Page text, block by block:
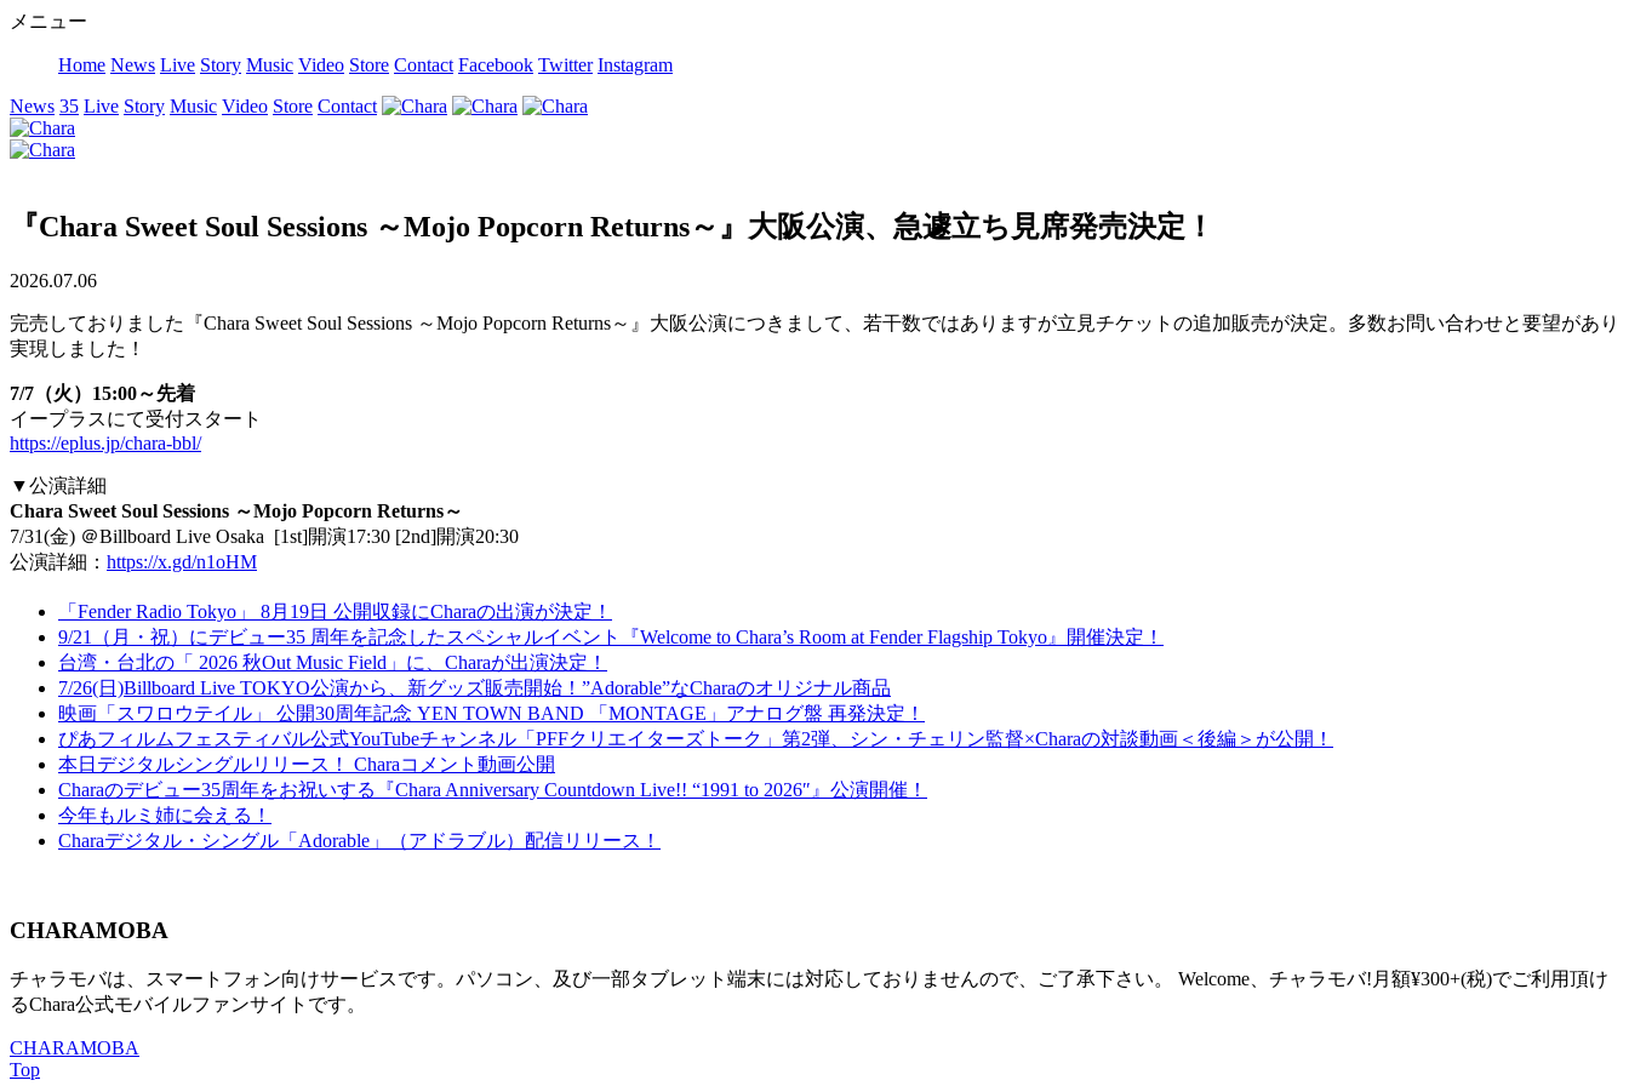
メニュー
Home News Live Story Music Video Store Contact Facebook Twitter Instagram
News 35 Live Story Music Video Store Contact
『Chara Sweet Soul Sessions ～Mojo Popcorn Returns～』大阪公演、急遽立ち見席発売決定！
2026.07.06
完売しておりました『Chara Sweet Soul Sessions ～Mojo Popcorn Returns～』大阪公演につきまして、若干数ではありますが立見チケットの追加販売が決定。多数お問い合わせと要望があり
実現しました！
7/7（火）15:00～先着
イープラスにて受付スタート
https://eplus.jp/chara-bbl/
▼公演詳細
Chara Sweet Soul Sessions ～Mojo Popcorn Returns～
7/31(金) ＠Billboard Live Osaka [1st]開演17:30 [2nd]開演20:30
公演詳細： https://x.gd/n1oHM
「Fender Radio Tokyo」 8月19日 公開収録にCharaの出演が決定！
9/21（月・祝）にデビュー35 周年を記念したスペシャルイベント『Welcome to Chara’s Room at Fender Flagship Tokyo』開催決定！
台湾・台北の「 2026 秋Out Music Field」に、Charaが出演決定！
7/26(日)Billboard Live TOKYO公演から、新グッズ販売開始！”Adorable”なCharaのオリジナル商品
映画「スワロウテイル」 公開30周年記念 YEN TOWN BAND 「MONTAGE」アナログ盤 再発決定！
ぴあフィルムフェスティバル公式YouTubeチャンネル「PFFクリエイターズトーク」第2弾、シン・チェリン監督×Charaの対談動画＜後編＞が公開！
本日デジタルシングルリリース！ Charaコメント動画公開
Charaのデビュー35周年をお祝いする『Chara Anniversary Countdown Live!! “1991 to 2026″』公演開催！
今年もルミ姉に会える！
Charaデジタル・シングル「Adorable」（アドラブル）配信リリース！
CHARAMOBA
チャラモバは、スマートフォン向けサービスです。パソコン、及び一部タブレット端末には対応しておりませんので、ご了承下さい。 Welcome、チャラモバ!月額¥300+(税)でご利用頂け
るChara公式モバイルファンサイトです。
CHARAMOBA
Top